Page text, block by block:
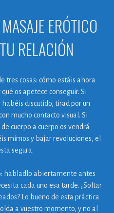
ERÓTICO
RELACIÓN
tres cosas: cómo estáis ahora
os apetece conseguir. Si
habéis discutido, tirad por un
mucho contacto visual. Si
cuerpo a cuerpo os vendrá
mimos y bajar revoluciones, el
segura.
habladlo abiertamente antes
cada uno esa tarde. ¿Soltar
Lo bueno de esta práctica
a vuestro momento, y no al